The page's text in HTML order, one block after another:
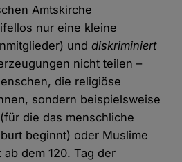
Amtskirche
nur eine kleine
unddiskriminiert
nicht teilen –
die religiöse
sondern beispielsweise
die das menschliche
beginnt) oder Muslime
dem 120. Tag der